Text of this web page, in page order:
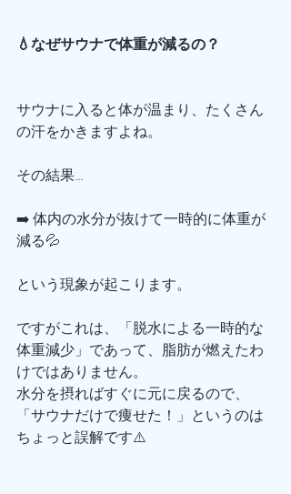
💧なぜサウナで体重が減るの？
サウナに入ると体が温まり、たくさん
の汗をかきますよね。
その結果…
➡️ 体内の水分が抜けて一時的に体重が
減る💦
という現象が起こります。
ですがこれは、「脱水による一時的な
体重減少」であって、脂肪が燃えたわ
けではありません。
水分を摂ればすぐに元に戻るので、
「サウナだけで痩せた！」というのは
ちょっと誤解です⚠️